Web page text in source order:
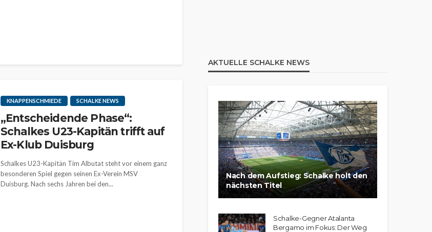
KNAPPENSCHMIEDE SCHALKE NEWS
„Entscheidende Phase“:
Schalkes U23-Kapitän trifft auf
Ex-Klub Duisburg
Schalkes U23-Kapitän Tim Albutat steht vor einem ganz
besonderen Spiel gegen seinen Ex-Verein MSV
Duisburg. Nach sechs Jahren bei den...
AKTUELLE SCHALKE NEWS
Nach dem Aufstieg: Schalke holt den
nächsten Titel
Schalke-Gegner Atalanta
Bergamo im Fokus: Der Weg